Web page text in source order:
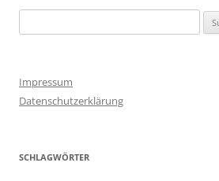
nach:
Impressum
Datenschutzerklärung
SCHLAGWÖRTER